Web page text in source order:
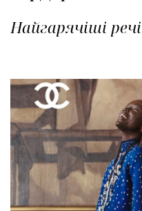
Найгарячіші